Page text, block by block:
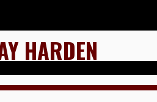
HARDEN